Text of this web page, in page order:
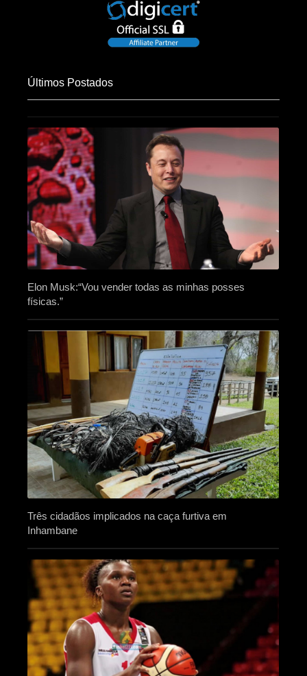
Últimos Postados
Elon Musk:“Vou vender todas as minhas posses
físicas.”
Três cidadãos implicados na caça furtiva em
Inhambane